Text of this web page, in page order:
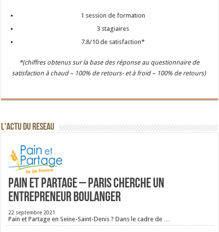
1 session de formation
3 stagiaires
7.8/10 de satisfaction*
*(chiffres obtenus sur la base des réponse au questionnaire de
satisfaction à chaud – 100% de retours- et à froid – 100% de retours)
L'ACTU DU RESEAU
Pain et Partage – Paris cherche un
entrepreneur boulanger
22 septembre 2021
Pain et Partage en Seine-Saint-Denis ? Dans le cadre de …